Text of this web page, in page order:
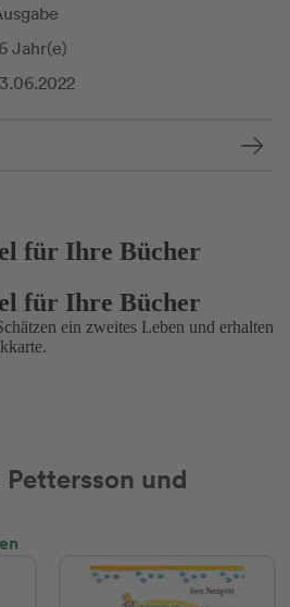
Jahr(e)
für Ihre Bücher
für Ihre Bücher
ein zweites Leben und erhalten
und